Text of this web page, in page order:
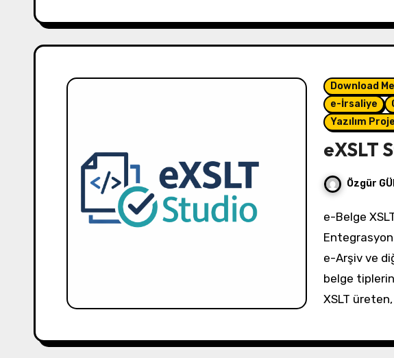
Download
e-İrsaliye
Yazılım
eXSLT
Özgür
e-Belge XSLT Otomatik Logo / Kaşe / Banka
e-Arşiv ve
belge
XSLT